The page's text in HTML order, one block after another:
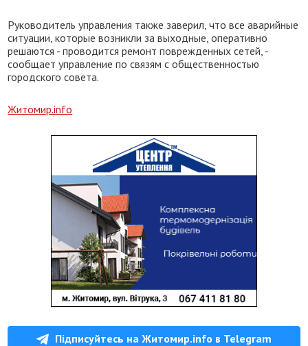
Руководитель управления также заверил, что все аварийные
ситуации, которые возникли за выходные, оперативно
решаются - проводится ремонт поврежденных сетей, -
сообщает управление по связям с общественностью
городского совета.
Житомир.info
Підписуйтесь на Житомир.info в Telegram